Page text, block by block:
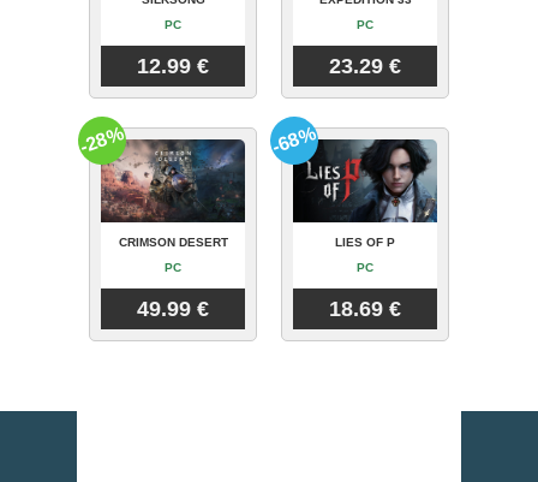
PC
12.99 €
PC
23.29 €
CRIMSON DESERT
PC
49.99 €
-28%
LIES OF P
PC
18.69 €
-68%